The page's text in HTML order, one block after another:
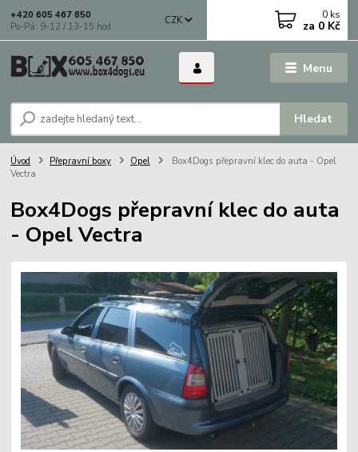
Menu
CZK
Hledat
+420 605 467 850
Po-Pá: 9-12 / 13-15 hod.
0 ks
za 0 Kč
Úvod Přepravní boxy Opel
Box4Dogs přepravní klec do auta - Opel
Vectra
Box4Dogs přepravní klec do auta
- Opel Vectra